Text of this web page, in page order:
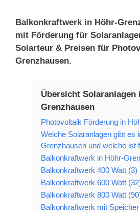
Balkonkraftwerk in Höhr-
mit Förderung für
Solarteur & Preisen für
Grenzhausen.
Übersicht Solaranlagen
Grenzhausen
Photovoltaik Förderung in
Welche Solaranlagen gibt es
Grenzhausen und welche ist
Balkonkraftwerk in Höhr-
Balkonkraftwerk 400 Watt (3)
Balkonkraftwerk 600 Watt
Balkonkraftwerk 800 Watt
Balkonkraftwerk mit